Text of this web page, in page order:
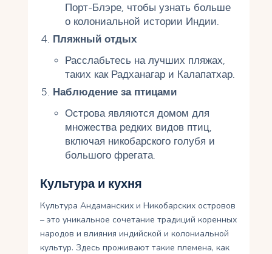
Порт-Блэре, чтобы узнать больше
о колониальной истории Индии.
Пляжный отдых
Расслабьтесь на лучших пляжах,
таких как Радханагар и Калапатхар.
Наблюдение за птицами
Острова являются домом для
множества редких видов птиц,
включая никобарского голубя и
большого фрегата.
Культура и кухня
Культура Андаманских и Никобарских островов
– это уникальное сочетание традиций коренных
народов и влияния индийской и колониальной
культур. Здесь проживают такие племена, как